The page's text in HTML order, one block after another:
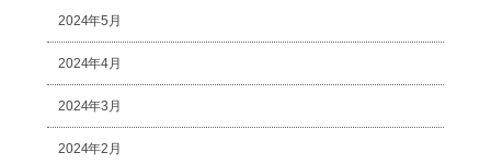
2024年5月
2024年4月
2024年3月
2024年2月